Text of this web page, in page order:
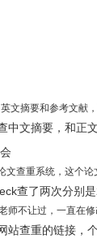
文摘要和参考文献
中文摘要，和正
文查重系统，这个
查了两次分别
师不让过，一直在
站查重的链接，